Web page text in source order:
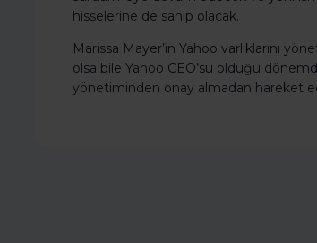
hisselerine de sahip olacak.
Marissa Mayer’in Yahoo varlıklarını
olsa bile Yahoo CEO’su olduğu
yönetiminden onay almadan hareket